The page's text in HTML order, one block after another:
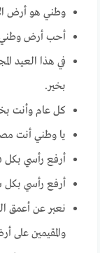
وطني هو أرض
أحب أرض وطني
في هذا العيد
بخير.
كل عام وأنت
يا وطني أنت
أرفع رأسي
أرفع رأسي بكل
نعبر عن أعمق
والمقيمين على